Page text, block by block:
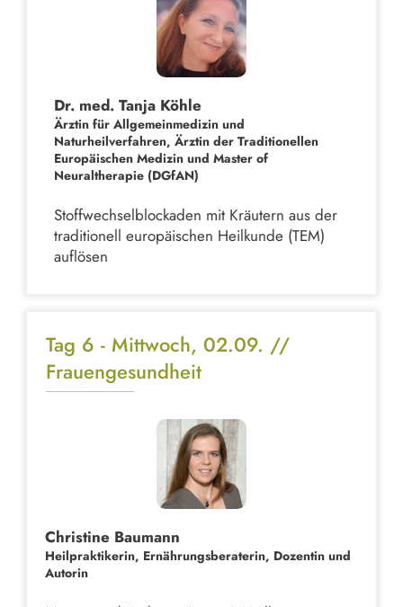
Dr. med. Tanja Köhle
Ärztin für Allgemeinmedizin und
Naturheilverfahren, Ärztin der Traditionellen
Europäischen Medizin und Master of
Neuraltherapie (DGfAN)
Stoffwechselblockaden mit Kräutern aus der
traditionell europäischen Heilkunde (TEM)
auflösen
Tag 6 - Mittwoch, 02.09. //
Frauengesundheit
Christine Baumann
Heilpraktikerin, Ernährungsberaterin, Dozentin und
Autorin